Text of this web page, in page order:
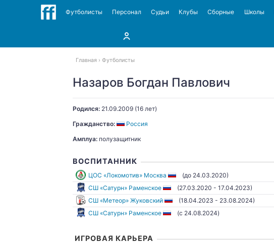
Футболисты Персонал Судьи Клубы Сборные Школы
Главная Футболисты
Назаров Богдан Павлович
Родился: 21.09.2009 (16 лет)
Гражданство:
Россия
Амплуа: полузащитник
ВОСПИТАННИК
ЦОС «Локомотив» Москва
(до 24.03.2020)
СШ «Сатурн» Раменское
(27.03.2020 - 17.04.2023)
СШ «Метеор» Жуковский
(18.04.2023 - 23.08.2024)
СШ «Сатурн» Раменское
(c 24.08.2024)
ИГРОВАЯ КАРЬЕРА